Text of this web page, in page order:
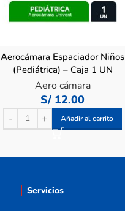
Aerocámara Espaciador Niños
(Pediátrica) – Caja 1 UN
Aero cámara
S/ 12.00
Añadir al carrito
Servicios